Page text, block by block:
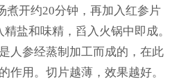
20分钟，再加入红参片
盐和味精，舀入火锅中即成。
人参经蒸制加工而成的，在此
作用。切片越薄，效果越好。